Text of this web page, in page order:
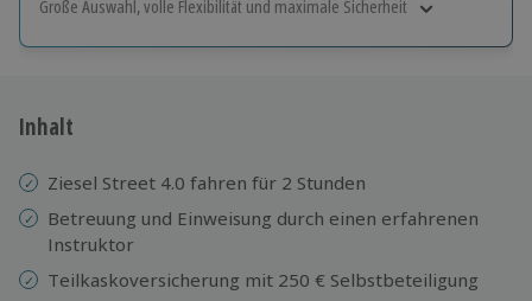
Große Auswahl, volle Flexibilität und maximale Sicherheit
Jeder Gutschein für alle Erlebnisse einlösbar.
Inhalt
Ziesel Street 4.0 fahren für 2 Stunden
Betreuung und Einweisung durch einen erfahrenen
Instruktor
Teilkaskoversicherung mit 250 € Selbstbeteiligung